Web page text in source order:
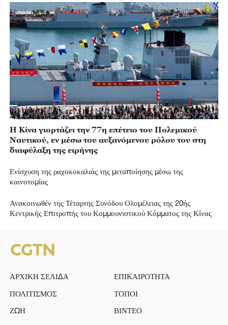
Η Κίνα γιορτάζει την 77η επέτειο του Πολεμικού
Ναυτικού, εν μέσω του αυξανόμενου ρόλου του στη
διαφύλαξη της ειρήνης
Ενίσχυση της ραχοκοκαλιάς της μεταποίησης μέσω της
καινοτομίας
Ανακοινωθέν της Τέταρτης Συνόδου Ολομέλειας της 20ής
Κεντρικής Επιτροπής του Κομμουνιστικού Κόμματος της Κίνας
ΑΡΧΙΚΗ ΣΕΛΙΔΑ
ΕΠΙΚΑΙΡΟΤΗΤΑ
ΠΟΛΙΤΙΣΜΟΣ
ΤΟΠΟΙ
ΖΩΗ
ΒΙΝΤΕΟ